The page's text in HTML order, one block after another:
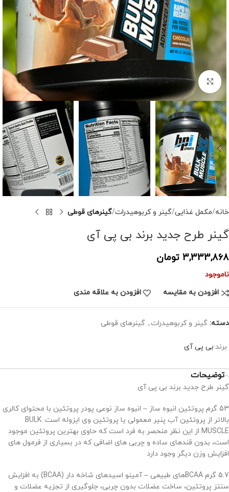
برای بزرگنمایی کلیک کنید
خانه مکمل غذایی گینر و کربوهیدرات گینرهای قوطی
گینر طرح جدید برند بی پی آی
3,333,868 تومان
ناموجود
افزودن به مقایسه
افزودن به علاقه مندی
دسته: گینر و کربوهیدرات , گینرهای قوطی
برند:بی پی آی
توضیحات
گینر طرح جدید برند بی پی آی
53 گرم پروتئین انبوه ساز – انبوه ساز نوعی پودر پروتئین با محتوای کالری
بالاتر از پروتئین آب پنیر معمولی یا پروتئین وی ایزوله است. BULK
MUSCLE از این نظر منحصر به فرد است که حاوی بهترین پروتئین موجود
است، بدون قندهای ساده و چربی های اضافی که در بسیاری از فرمول های
افزایش وزن دیگر وجود دارد
5.7 گرم BCAAهای طبیعی – آمینو اسیدهای شاخه دار (BCAA) به افزایش
سنتز پروتئین، ساخت عضلات بدون چربی، جلوگیری از تجزیه عضلات و